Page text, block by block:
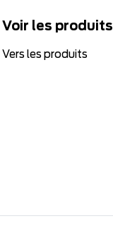
Voir les produits
Vers les produits